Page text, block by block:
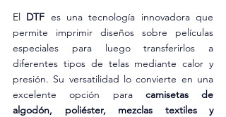
El DTF es una tecnología innovadora que
permite imprimir diseños sobre películas
especiales para luego transferirlos a
diferentes tipos de telas mediante calor y
presión. Su versatilidad lo convierte en una
excelente opción para camisetas de
algodón, poliéster, mezclas textiles y